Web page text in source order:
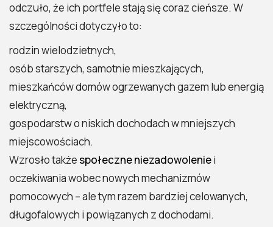
odczuło, że ich portfele stają się coraz cieńsze. W
szczególności dotyczyło to:
rodzin wielodzietnych,
osób starszych, samotnie mieszkających,
mieszkańców domów ogrzewanych gazem lub energią
elektryczną,
gospodarstw o niskich dochodach w mniejszych
miejscowościach.
Wzrosło takżespołeczne niezadowoleniei
oczekiwania wobec nowych mechanizmów
pomocowych – ale tym razem bardziej celowanych,
długofalowych i powiązanych z dochodami.